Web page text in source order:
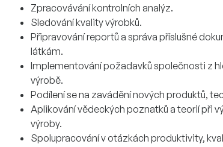
Zpracovávání kontrolních analýz.
Sledování kvality výrobků.
Připravování reportů a správa příslušné
látkám.
Implementování požadavků společnosti z
výrobě.
Podílení se na zavádění nových produktů,
Aplikování vědeckých poznatků a teorií při
výroby.
Spolupracování v otázkách produktivity,